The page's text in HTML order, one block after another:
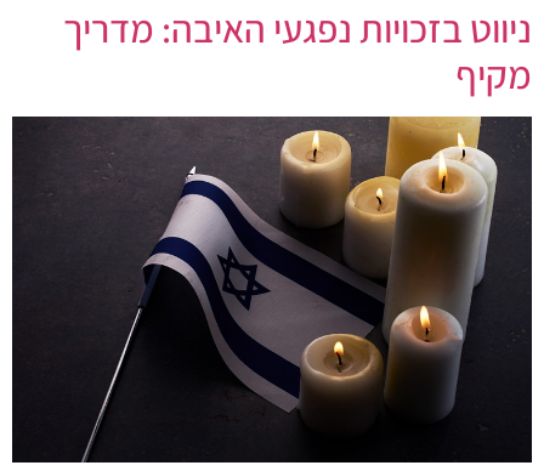
ניווט בזכויות נפגעי האיבה: מדריך
מקיף